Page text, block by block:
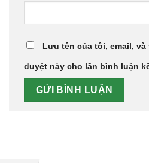
Lưu tên của tôi, email,
duyệt này cho lần bình luận